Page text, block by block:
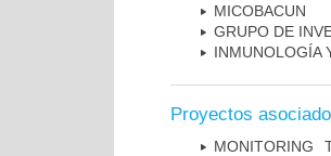
MICOBAC­UN
GRUPO DE
INMUNOLOGÍA
Proyectos
MONITORING